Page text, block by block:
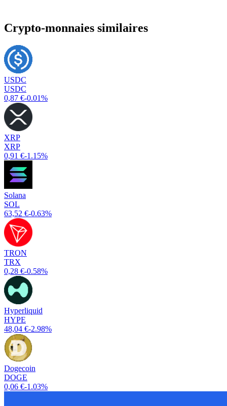
Crypto-monnaies similaires
USDC
USDC
0,87 €-0.01%
XRP
XRP
0,91 €-1.15%
Solana
SOL
63,52 €-0.63%
TRON
TRX
0,28 €-0.58%
Hyperliquid
HYPE
48,04 €-2.98%
Dogecoin
DOGE
0,06 €-1.03%